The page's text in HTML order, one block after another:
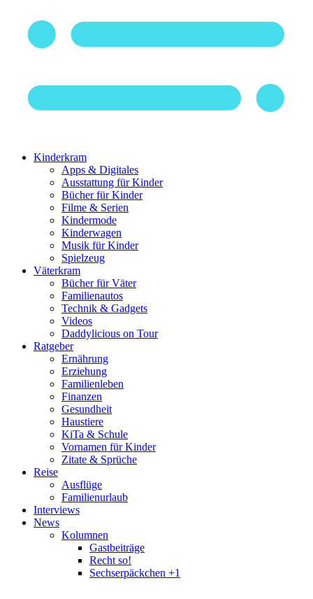
Kinderkram
Apps & Digitales
Ausstattung für Kinder
Bücher für Kinder
Filme & Serien
Kindermode
Kinderwagen
Musik für Kinder
Spielzeug
Väterkram
Bücher für Väter
Familienautos
Technik & Gadgets
Videos
Daddylicious on Tour
Ratgeber
Ernährung
Erziehung
Familienleben
Finanzen
Gesundheit
Haustiere
KiTa & Schule
Vornamen für Kinder
Zitate & Sprüche
Reise
Ausflüge
Familienurlaub
Interviews
News
Kolumnen
Gastbeiträge
Recht so!
Sechserpäckchen +1